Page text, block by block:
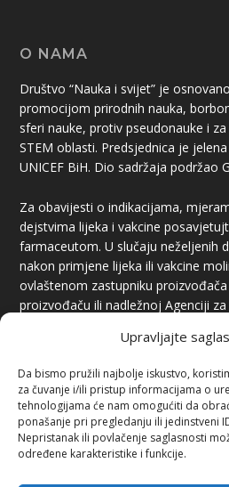
Upravljajte
Da bismo pružili najbolje iskustvo,
za čuvanje i/ili pristup informacijama o
tehnologijama će nam omogućiti da
ponašanje pri pregledanju ili jedinstveni
Nepristanak ili povlačenje saglasnosti
određene karakteristike i funkcije.
O NAMA
Društvo “Nauka i svijet” je
promocijom prirodnih nauka,
sferi nauke, protiv pseudonauke i
STEM oblasti. Predsjednica je
UNICEF BiH. Dio sadržaja podržao
Za obavijesti o indikacijama,
dejstvima lijeka i vakcine
farmaceutom. U slučaju neželjenih
nakon primjene lijeka ili vakcine
ovlaštenom zastupniku
proizvođaču ili nadležnoj Agenciji
PREUZIMANJE SADRŽAJA